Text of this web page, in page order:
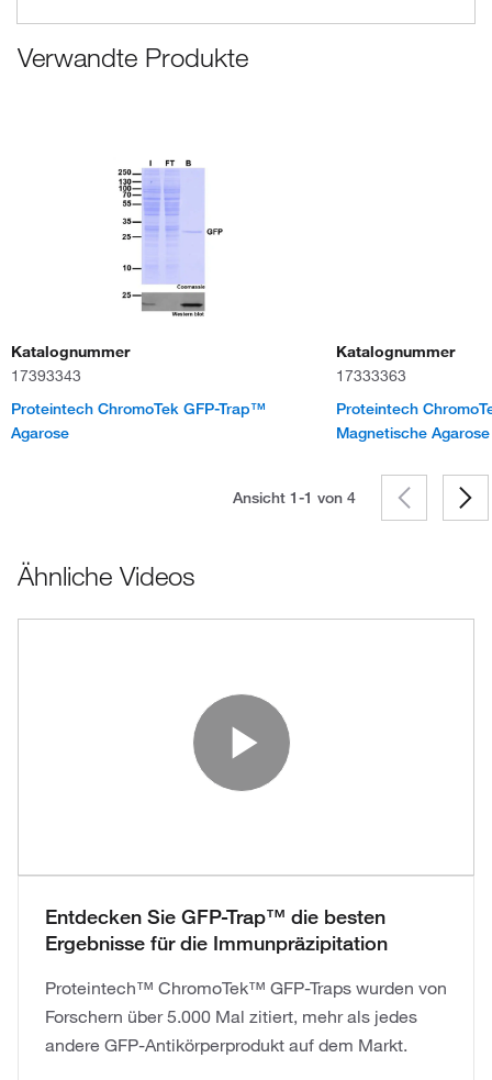
Verwandte Produkte
Katalognummer
17393343
Proteintech ChromoTek GFP-Trap™
Agarose
Katalognummer
17333363
Proteintech
Magnetische Agarose
Ansicht 1-1 von 4
Ähnliche Videos
Play
Entdecken Sie GFP-Trap™ die besten
Ergebnisse für die Immunpräzipitation
Proteintech™ ChromoTek™ GFP-Traps wurden von
Forschern über 5.000 Mal zitiert, mehr als jedes
andere GFP-Antikörperprodukt auf dem Markt.